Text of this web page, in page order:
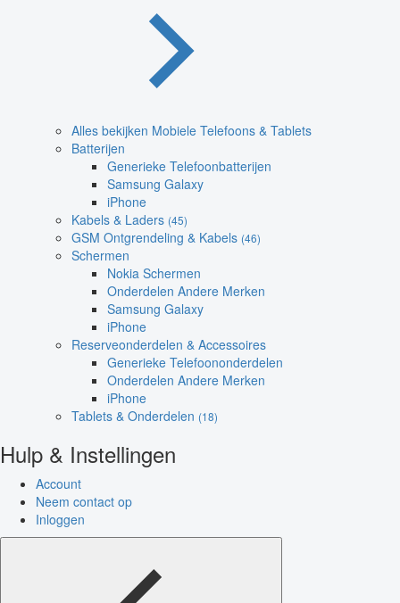
Alles bekijken Mobiele Telefoons & Tablets
Batterijen
Generieke Telefoonbatterijen
Samsung Galaxy
iPhone
Kabels & Laders (45)
GSM Ontgrendeling & Kabels (46)
Schermen
Nokia Schermen
Onderdelen Andere Merken
Samsung Galaxy
iPhone
Reserveonderdelen & Accessoires
Generieke Telefoononderdelen
Onderdelen Andere Merken
iPhone
Tablets & Onderdelen (18)
Hulp & Instellingen
Account
Neem contact op
Inloggen